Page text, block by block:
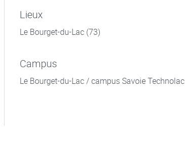
Lieux
Le Bourget-du-Lac (73)
Campus
Le Bourget-du-Lac / campus Savoie Technolac